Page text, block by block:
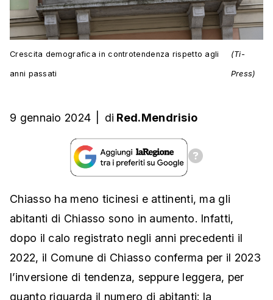
Crescita demografica in controtendenza rispetto agli
anni passati
(Ti-
Press)
9 gennaio 2024 di Red.Mendrisio
Chiasso ha meno ticinesi e attinenti, ma gli
abitanti di Chiasso sono in aumento. Infatti,
dopo il calo registrato negli anni precedenti il
2022, il Comune di Chiasso conferma per il 2023
l’inversione di tendenza, seppure leggera, per
quanto riguarda il numero di abitanti: la